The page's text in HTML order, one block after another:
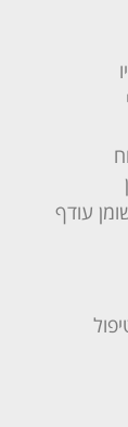
עודף